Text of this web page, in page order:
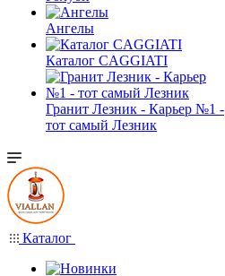
Ангелы
Каталог CAGGIATI
Гранит Лезник - Карьер №1 -
тот самый Лезник
Каталог